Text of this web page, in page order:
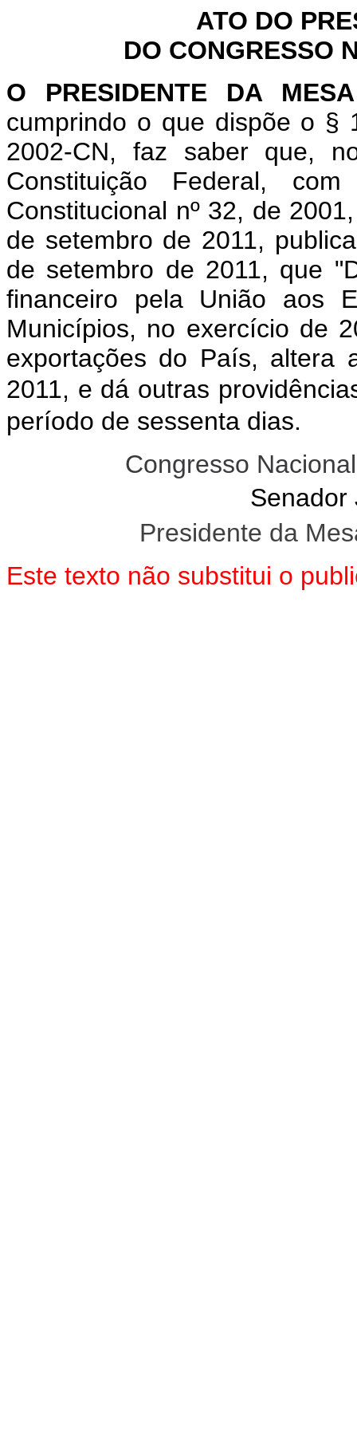
ATO DO
DO CONGRESSO
O PRESIDENTE DA
cumprindo o que dispõe o §
2002-CN, faz saber que,
Constituição Federal,
Constitucional nº 32, de
de setembro de 2011,
de setembro de 2011, que
financeiro pela União aos
Municípios, no exercício de
exportações do País,
2011, e dá outras
período de sessenta dias.
Congresso
Senador
Presidente da
Este texto não substitui o